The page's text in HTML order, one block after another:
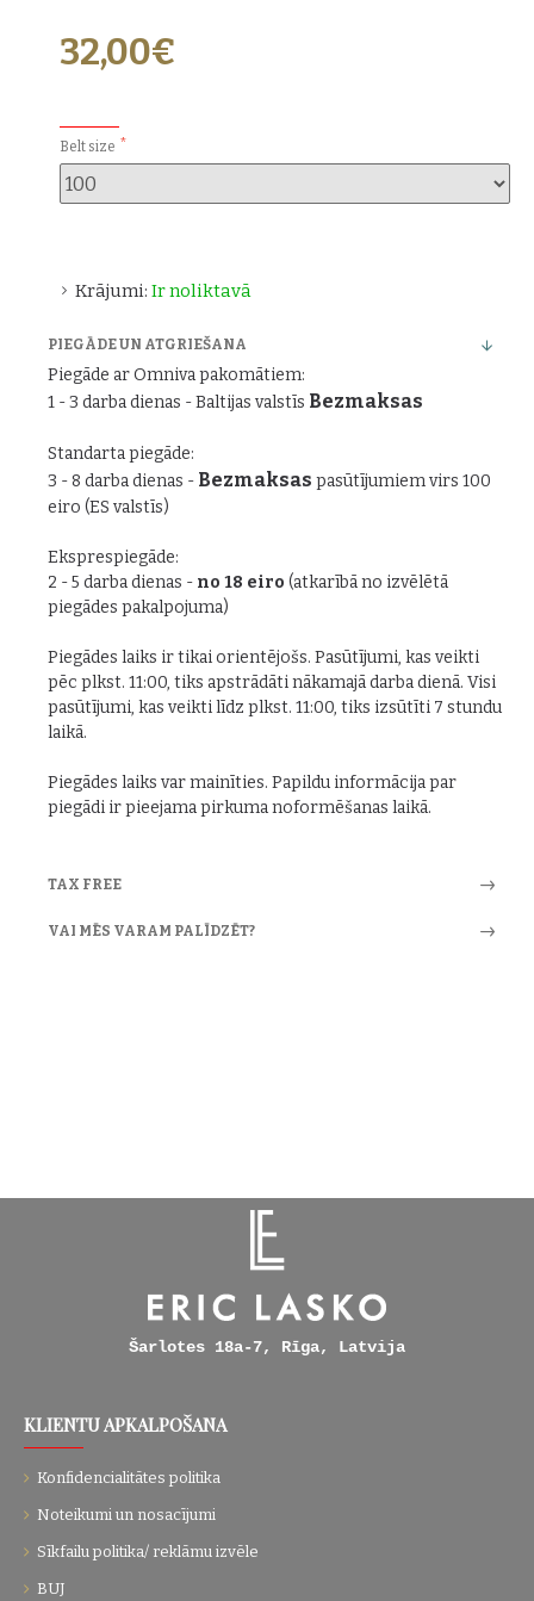
Krājumi: Ir noliktavā
32,00€
Belt size
PIEGĀDE UN ATGRIEŠANA
Piegāde ar Omniva pakomātiem:
1 - 3 darba dienas - Baltijas valstīs Bezmaksas
Standarta piegāde:
3 - 8 darba dienas - Bezmaksas pasūtījumiem virs 100
eiro (ES valstīs)
Eksprespiegāde:
2 - 5 darba dienas - no 18 eiro (atkarībā no izvēlētā
piegādes pakalpojuma)
Piegādes laiks ir tikai orientējošs. Pasūtījumi, kas veikti
pēc plkst. 11:00, tiks apstrādāti nākamajā darba dienā. Visi
pasūtījumi, kas veikti līdz plkst. 11:00, tiks izsūtīti 7 stundu
laikā.
Piegādes laiks var mainīties. Papildu informācija par
piegādi ir pieejama pirkuma noformēšanas laikā.
TAX FREE
VAI MĒS VARAM PALĪDZĒT?
Šarlotes 18a-7, Rīga, Latvija
KLIENTU APKALPOŠANA
Konfidencialitātes politika
Noteikumi un nosacījumi
Sīkfailu politika/ reklāmu izvēle
BUJ